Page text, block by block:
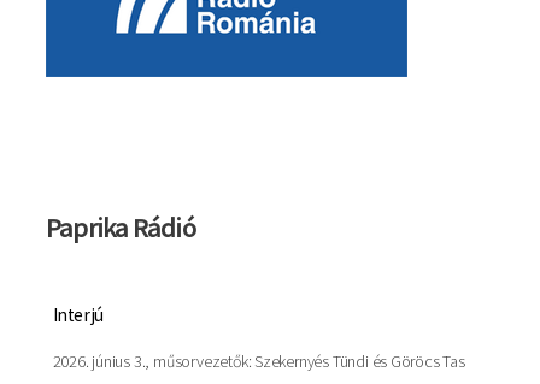
Paprika Rádió
Interjú
2026. június 3., műsorvezetők: Szekernyés Tündi és Göröcs Tas